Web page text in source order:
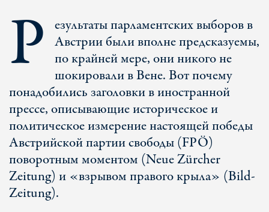
Р езультаты парламентских выборов в
Австрии были вполне предсказуемы,
по крайней мере, они никого не
шокировали в Вене. Вот почему
понадобились заголовки в иностранной
прессе, описывающие историческое и
политическое измерение настоящей победы
Австрийской партии свободы (FPÖ)
поворотным моментом (Neue Zürcher
Zeitung) и «взрывом правого крыла» (Bild-
Zeitung).